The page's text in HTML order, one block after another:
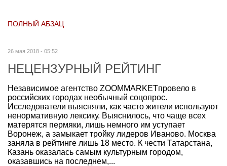
ПОЛНЫЙ АБЗАЦ
26 мая 2018 - 05:52
НЕЦЕНЗУРНЫЙ РЕЙТИНГ
Независимое агентство ZOOMMARKETпровело в
российских городах необычный соцопрос.
Исследователи выясняли, как часто жители используют
ненормативную лексику. Выяснилось, что чаще всех
матерятся пермяки, лишь немного им уступает
Воронеж, а замыкает тройку лидеров Иваново. Москва
заняла в рейтинге лишь 18 место. К чести Татарстана,
Казань оказалась самым культурным городом,
оказавшись на последнем,...